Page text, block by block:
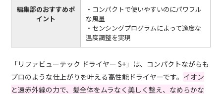
編集部のおすすめポ
イント
・コンパクトで使いやすいのにパワフル
な風量
・センシングプログラムによって適度な
温度調整を実現
「リファビューテック ドライヤー S+」は、コンパクトながらも
プロのような仕上がりを叶える高性能ドライヤーです。 イオン
と遠赤外線の力で、髪全体をムラなく美しく整え、なめらかな